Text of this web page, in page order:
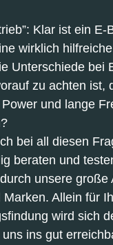
Klar ist ein E-
wirklich
Unterschiede bei
zu achten ist,
und lange
bei all diesen
beraten und
unsere große
Marken. Allein für
wird sich
ins gut